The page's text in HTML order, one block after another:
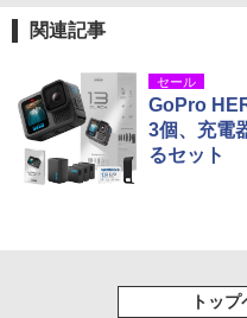
関連記事
セール
GoPro
3個、充電
るセット
トッ